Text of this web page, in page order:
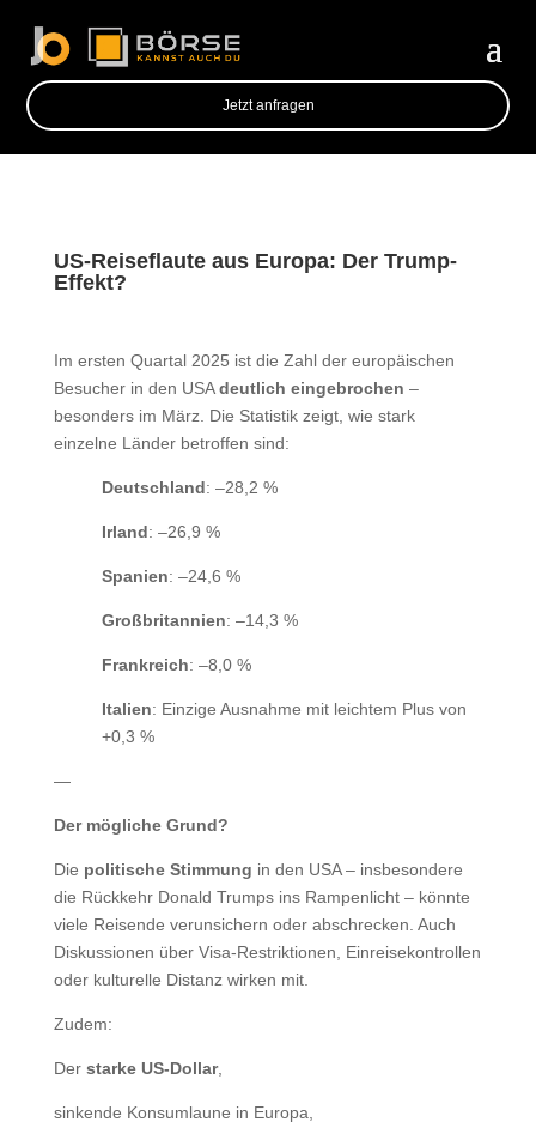
Jetzt anfragen
US-Reiseflaute aus Europa: Der Trump-
Effekt?
Im ersten Quartal 2025 ist die Zahl der europäischen
Besucher in den USAdeutlich eingebrochen –
besonders im März. Die Statistik zeigt, wie stark
einzelne Länder betroffen sind:
Deutschland: –28,2 %
Irland: –26,9 %
Spanien: –24,6 %
Großbritannien: –14,3 %
Frankreich: –8,0 %
Italien: Einzige Ausnahme mit leichtem Plus von
+0,3 %
—
Der mögliche Grund?
Die politische Stimmung in den USA – insbesondere
die Rückkehr Donald Trumps ins Rampenlicht – könnte
viele Reisende verunsichern oder abschrecken. Auch
Diskussionen über Visa-Restriktionen, Einreisekontrollen
oder kulturelle Distanz wirken mit.
Zudem:
Der starke US-Dollar,
sinkende Konsumlaune in Europa,